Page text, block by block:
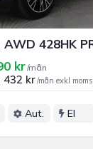
kr/mån
432 kr/mån exkl moms
Aut. El